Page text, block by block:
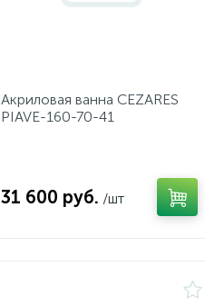
Акриловая ванна CEZARES
PIAVE-160-70-41
31 600 руб. /шт